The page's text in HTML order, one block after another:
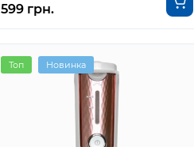
599 грн.
Топ Новинка